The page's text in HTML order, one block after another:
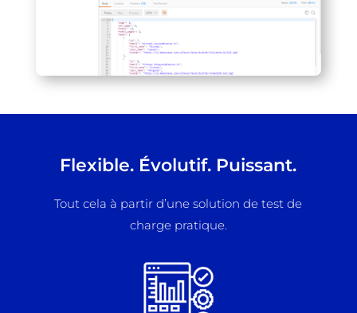
Flexible. Évolutif. Puissant.
Tout cela à partir d’une solution de test de
charge pratique.